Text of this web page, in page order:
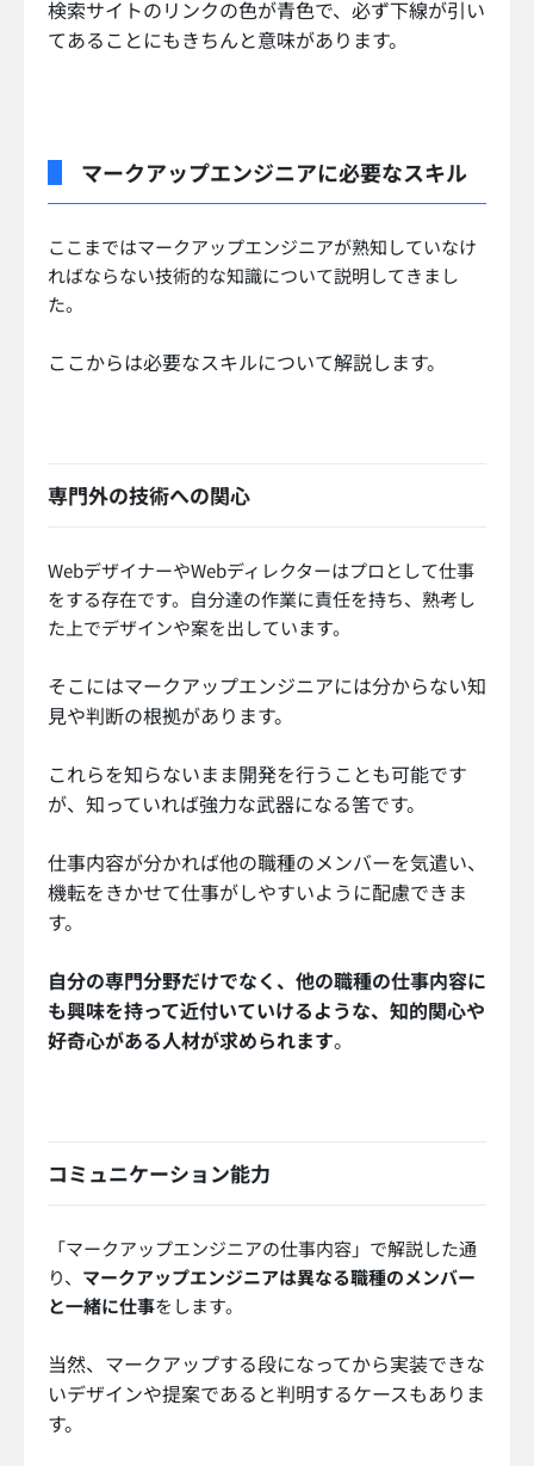
検索サイトのリンクの色が青色で、必ず下線が引い
てあることにもきちんと意味があります。
マークアップエンジニアに必要なスキル
ここまではマークアップエンジニアが熟知していなけ
ればならない技術的な知識について説明してきまし
た。
ここからは必要なスキルについて解説します。
専門外の技術への関心
WebデザイナーやWebディレクターはプロとして仕事
をする存在です。自分達の作業に責任を持ち、熟考し
た上でデザインや案を出しています。
そこにはマークアップエンジニアには分からない知
見や判断の根拠があります。
これらを知らないまま開発を行うことも可能です
が、知っていれば強力な武器になる筈です。
仕事内容が分かれば他の職種のメンバーを気遣い、
機転をきかせて仕事がしやすいように配慮できま
す。
自分の専門分野だけでなく、他の職種の仕事内容に
も興味を持って近付いていけるような、知的関心や
好奇心がある人材が求められます。
コミュニケーション能力
「マークアップエンジニアの仕事内容」で解説した通
り、 マークアップエンジニアは異なる職種のメンバー
と一緒に仕事をします。
当然、マークアップする段になってから実装できな
いデザインや提案であると判明するケースもありま
す。